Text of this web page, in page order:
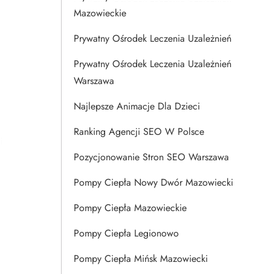
Mazowieckie
Prywatny Ośrodek Leczenia Uzależnień
Prywatny Ośrodek Leczenia Uzależnień
Warszawa
Najlepsze Animacje Dla Dzieci
Ranking Agencji SEO W Polsce
Pozycjonowanie Stron SEO Warszawa
Pompy Ciepła Nowy Dwór Mazowiecki
Pompy Ciepła Mazowieckie
Pompy Ciepła Legionowo
Pompy Ciepła Mińsk Mazowiecki